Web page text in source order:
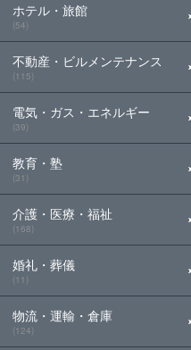
ホテル・旅館
(54)
不動産・ビルメンテナンス
(115)
電気・ガス・エネルギー
(39)
教育・塾
(31)
介護・医療・福祉
(168)
婚礼・葬儀
(11)
物流・運輸・倉庫
(124)